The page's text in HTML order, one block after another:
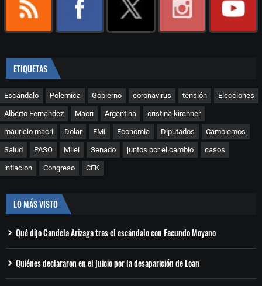
ETIQUETAS
Escándalo Polemica Gobierno coronavirus tensión Elecciones
Alberto Fernandez Macri Argentina cristina kirchner
mauricio macri Dolar FMI Economia Diputados Cambiemos
Salud PASO Milei Senado juntos por el cambio casos
inflacion Congreso CFK
LO MÁS VISTO
Qué dijo Candela Arizaga tras el escándalo con Facundo Moyano
Quiénes declararon en el juicio por la desaparición de Loan